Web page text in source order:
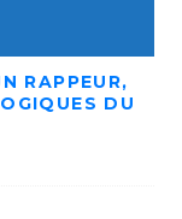
RAPPEUR,
DU